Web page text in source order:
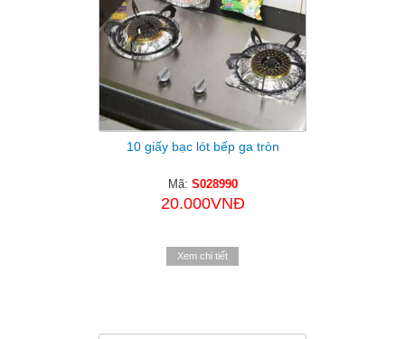
10 giấy bạc lót bếp ga tròn
Mã: S028990
20.000VNĐ
Xem chi tiết